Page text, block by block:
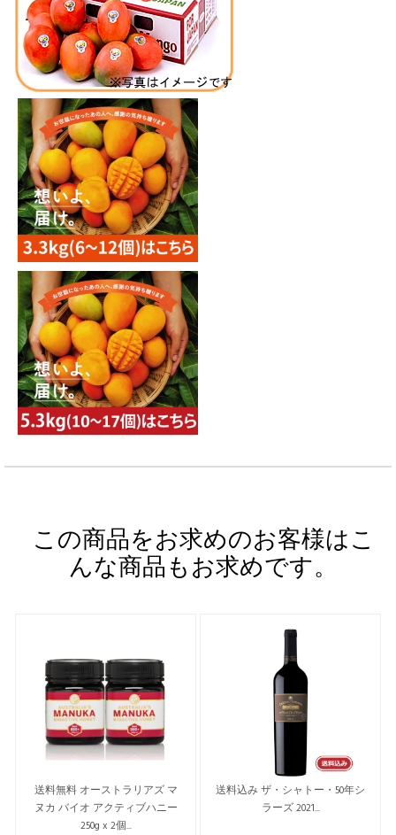
この商品をお求めのお客様はこ
んな商品もお求めです。
送料無料 オーストラリアズ マ
ヌカ バイオ アクティブハニー
250g x 2個...
送料込み ザ・シャトー・50年シ
ラーズ 2021...